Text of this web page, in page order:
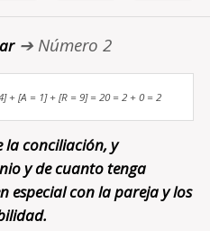
➔ Número 2
+ [A = 1] + [R = 9] = 20 = 2 + 0 = 2
la conciliación, y
y de cuanto tenga
especial con la pareja y los